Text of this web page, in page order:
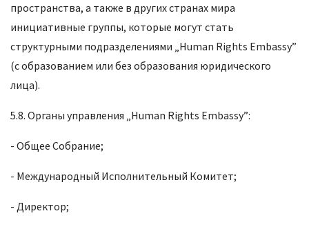
пространства, а также в других странах мира
инициативные группы, которые могут стать
структурными подразделениями „Human Rights Embassy”
(с образованием или без образования юридического
лица).
5.8. Органы управления „Human Rights Embassy”:
- Общее Собрание;
- Международный Исполнительный Комитет;
- Директор;